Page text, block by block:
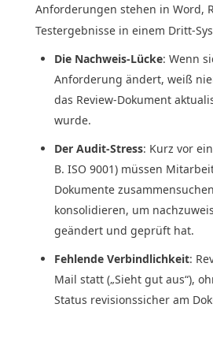
Anforderungen stehen in Word,
Testergebnisse in einem Dritt-
Die Nachweis-Lücke: Wenn
Anforderung ändert, weiß
das Review-Dokument
wurde.
Der Audit-Stress: Kurz vor
B. ISO 9001) müssen
Dokumente
konsolidieren, um
geändert und geprüft hat.
Fehlende Verbindlichkeit:
Mail statt („Sieht gut aus“),
Status revisionssicher am